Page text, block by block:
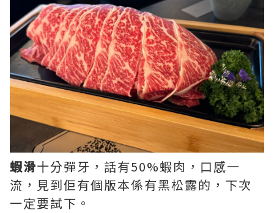
蝦滑十分彈牙，話有50%蝦肉，口感一
流，見到佢有個版本係有黑松露的，下次
一定要試下。